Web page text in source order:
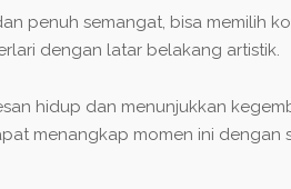
penuh semangat, bisa memilih
dengan latar belakang artistik.
hidup dan menunjukkan
menangkap momen ini